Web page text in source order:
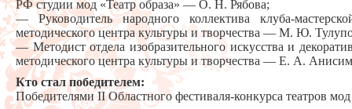
РФ студии мод «Театр образа» — О. Н. Рябова;
— Руководитель народного коллектива клуба-
методического центра культуры и творчества — М. Ю.
— Методист отдела изобразительного искусства и
методического центра культуры и творчества — Е. А.
Кто стал победителем:
Победителями II Областного фестиваля-конкурса театров